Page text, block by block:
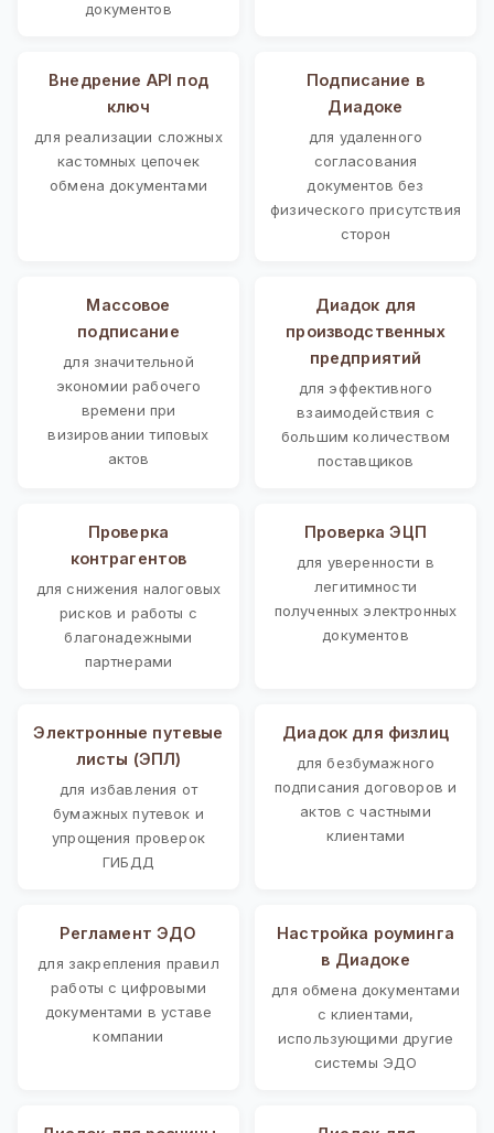
документов
Внедрение API под
ключ
для реализации сложных
кастомных цепочек
обмена документами
Подписание в
Диадоке
для удаленного
согласования
документов без
физического присутствия
сторон
Массовое
подписание
для значительной
экономии рабочего
времени при
визировании типовых
актов
Диадок для
производственных
предприятий
для эффективного
взаимодействия с
большим количеством
поставщиков
Проверка
контрагентов
для снижения налоговых
рисков и работы с
благонадежными
партнерами
Проверка ЭЦП
для уверенности в
легитимности
полученных электронных
документов
Электронные путевые
листы (ЭПЛ)
для избавления от
бумажных путевок и
упрощения проверок
ГИБДД
Диадок для физлиц
для безбумажного
подписания договоров и
актов с частными
клиентами
Регламент ЭДО
для закрепления правил
работы с цифровыми
документами в уставе
компании
Настройка роуминга
в Диадоке
для обмена документами
с клиентами,
использующими другие
системы ЭДО